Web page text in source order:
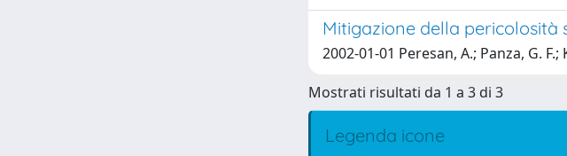
Mitigazione della
2002-01-01 Peresan, A.; Panza, G. F.;
Mostrati risultati da 1 a 3 di 3
Legenda icone